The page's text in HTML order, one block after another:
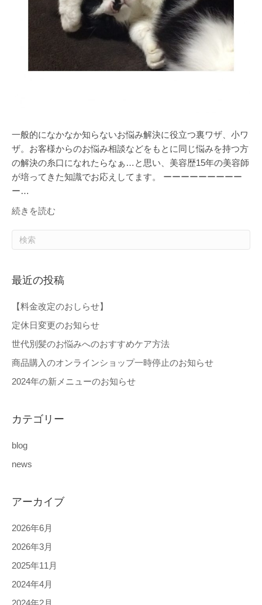
一般的になかなか知らないお悩み解決に役立つ裏ワザ、小ワ
ザ。お客様からのお悩み相談などをもとに同じ悩みを持つ方
の解決の糸口になれたらなぁ…と思い、美容歴15年の美容師
が培ってきた知識でお応えしてます。 ーーーーーーーーー
ー…
続きを読む
最近の投稿
【料金改定のおしらせ】
定休日変更のお知らせ
世代別髪のお悩みへのおすすめケア方法
商品購入のオンラインショップ一時停止のお知らせ
2024年の新メニューのお知らせ
カテゴリー
blog
news
アーカイブ
2026年6月
2026年3月
2025年11月
2024年4月